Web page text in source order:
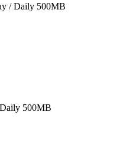
/ Daily 500MB
500MB